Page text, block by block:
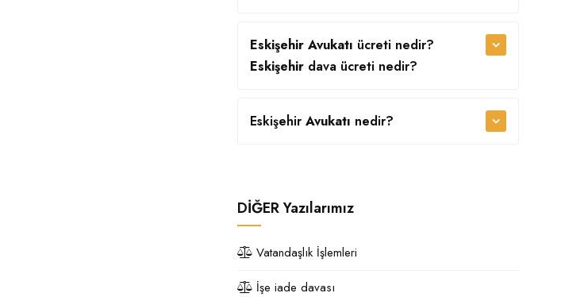
Eskişehir Avukatı ücreti nedir?
Eskişehir dava ücreti nedir?
Eskişehir Avukatı nedir?
DİĞERYazılarımız
Vatandaşlık İşlemleri
İşe iade davası